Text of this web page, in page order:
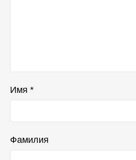
Имя *
Фамилия